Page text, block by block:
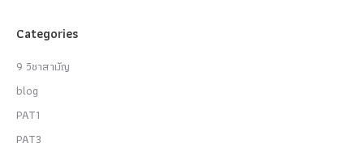
Categories
9 วิชาสามัญ
blog
PAT1
PAT3